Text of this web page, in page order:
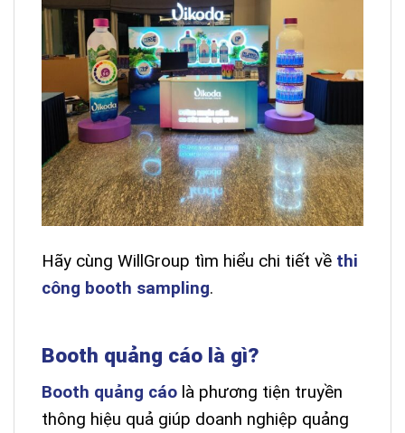
Hãy cùng WillGroup tìm hiểu chi tiết về thi
công booth sampling.
Booth quảng cáo là gì?
Booth quảng cáo là phương tiện truyền
thông hiệu quả giúp doanh nghiệp quảng